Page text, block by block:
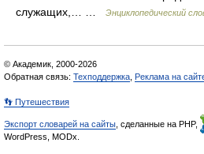
служащих,… …
Энциклопедический
© Академик, 2000-2026
Обратная связь: Техподдержка Реклама на
👣 Путешествия
Экспорт словарей на сайты , сделанные на PHP,
WordPress, MODx.